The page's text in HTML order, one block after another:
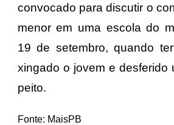
convocado para discutir o
menor em uma escola do
19 de setembro, quando
xingado o jovem e desferido
peito.
Fonte: MaisPB